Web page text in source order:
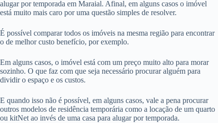
alugar por temporada em Maraial. Afinal, em alguns casos o imóvel
está muito mais caro por uma questão simples de resolver.
É possível comparar todos os imóveis na mesma região para encontrar
o de melhor custo benefício, por exemplo.
Em alguns casos, o imóvel está com um preço muito alto para morar
sozinho. O que faz com que seja necessário procurar alguém para
dividir o espaço e os custos.
E quando isso não é possível, em alguns casos, vale a pena procurar
outros modelos de residência temporária como a locação de um quarto
ou kitNet ao invés de uma casa para alugar por temporada.